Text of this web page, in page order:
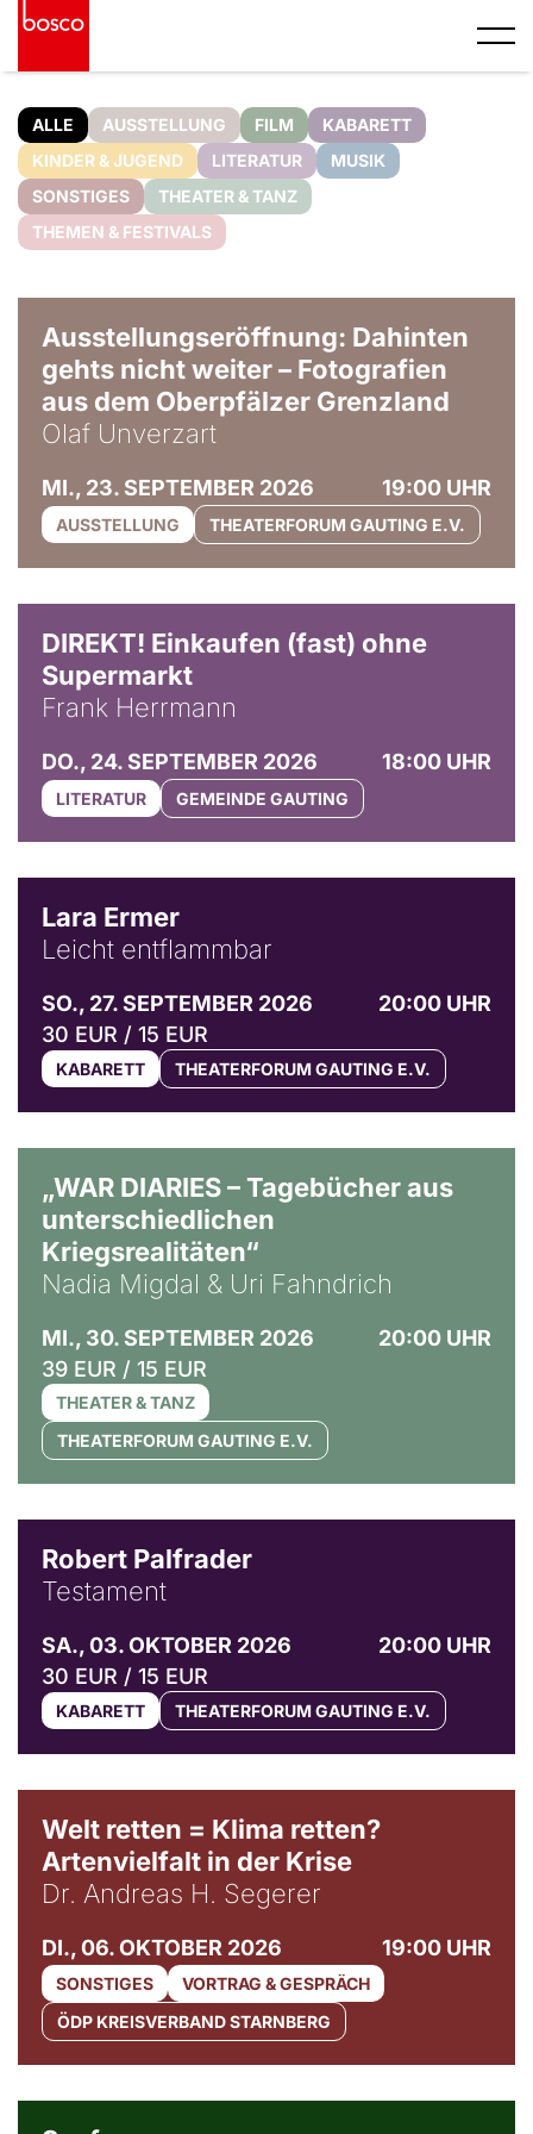
ALLE AUSSTELLUNG FILM
KABARETT
KINDER & JUGEND
LITERATUR
MUSIK
SONSTIGES
THEATER & TANZ
THEMEN & FESTIVALS
Ausstellungseröffnung: Dahinten
gehts nicht weiter – Fotografien
aus dem Oberpfälzer Grenzland
Olaf Unverzart
MI., 23. SEPTEMBER 2026 19:00 UHR
AUSSTELLUNG THEATERFORUM GAUTING E.V.
DIREKT! Einkaufen (fast) ohne
Supermarkt
Frank Herrmann
DO., 24. SEPTEMBER 2026 18:00 UHR
LITERATUR GEMEINDE GAUTING
Lara Ermer
Leicht entflammbar
SO., 27. SEPTEMBER 2026
20:00 UHR
30 EUR / 15 EUR
KABARETT THEATERFORUM GAUTING E.V.
„WAR DIARIES – Tagebücher aus
unterschiedlichen
Kriegsrealitäten“
Nadia Migdal & Uri Fahndrich
MI., 30. SEPTEMBER 2026
20:00 UHR
39 EUR / 15 EUR
THEATER & TANZ
THEATERFORUM GAUTING E.V.
Robert Palfrader
Testament
SA., 03. OKTOBER 2026
20:00 UHR
30 EUR / 15 EUR
KABARETT THEATERFORUM GAUTING E.V.
Welt retten = Klima retten?
Artenvielfalt in der Krise
Dr. Andreas H. Segerer
DI., 06. OKTOBER 2026 19:00 UHR
SONSTIGES
VORTRAG & GESPRÄCH
ÖDP KREISVERBAND STARNBERG